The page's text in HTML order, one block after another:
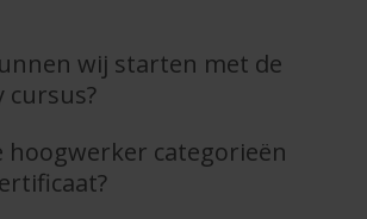
wij starten met de
cursus?
hoogwerker categorieën